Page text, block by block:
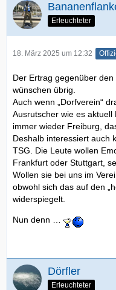
Erleuchteter
18. März 2025 um 12:32
Der Ertrag gegenüber
wünschen übrig.
Auch wenn „Dorfverein“
Ausrutscher wie es
immer wieder Freiburg,
Deshalb interessiert auch
TSG. Die Leute wollen
Frankfurt oder Stuttgart,
Wollen sie bei uns im
obwohl sich das auf den
widerspiegelt.
Nun denn …
Dörfler
Erleuchteter